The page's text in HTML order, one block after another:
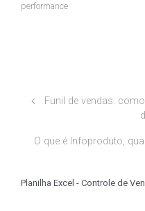
performance
Funil de vendas:
O que é Infoproduto,
Planilha Excel - Controle de